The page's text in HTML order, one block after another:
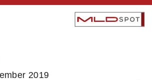
2019